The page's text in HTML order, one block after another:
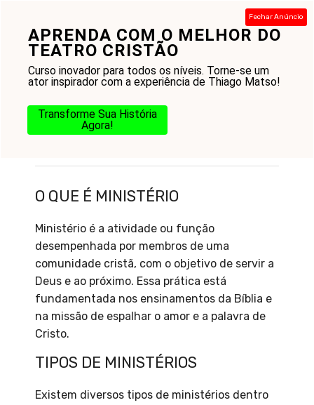
APRENDA COM O MELHOR DO
TEATRO CRISTÃO
Curso inovador para todos os níveis. Torne-se um
ator inspirador com a experiência de Thiago Matso!
Transforme Sua História
Agora!
Fechar Anúncio
conteúdo
Menu
O QUE É MINISTÉRIO
Ministério é a atividade ou função
desempenhada por membros de uma
comunidade cristã, com o objetivo de servir a
Deus e ao próximo. Essa prática está
fundamentada nos ensinamentos da Bíblia e
na missão de espalhar o amor e a palavra de
Cristo.
TIPOS DE MINISTÉRIOS
Existem diversos tipos de ministérios dentro